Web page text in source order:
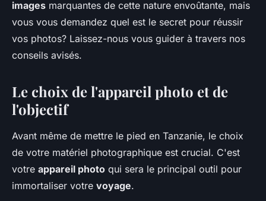
images marquantes de cette nature envoûtante, mais
vous vous demandez quel est le secret pour réussir
vos photos? Laissez-nous vous guider à travers nos
conseils avisés.
Le choix de l'appareil photo et de
l'objectif
Avant même de mettre le pied en Tanzanie, le choix
de votre matériel photographique est crucial. C'est
votre appareil photo qui sera le principal outil pour
immortaliser votre voyage.